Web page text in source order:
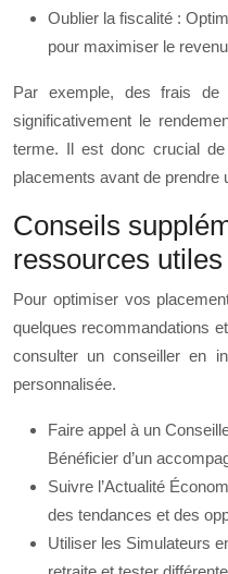
Oublier la fiscalité :
pour maximiser le
Par exemple, des frais de
significativement le
terme. Il est donc crucial
placements avant de prendre
Conseils
ressources utiles
Pour optimiser vos
quelques recommandations
consulter un conseiller en
personnalisée.
Faire appel à un
Bénéficier d’un
Suivre l’Actualité
des tendances et des
Utiliser les Simulateurs